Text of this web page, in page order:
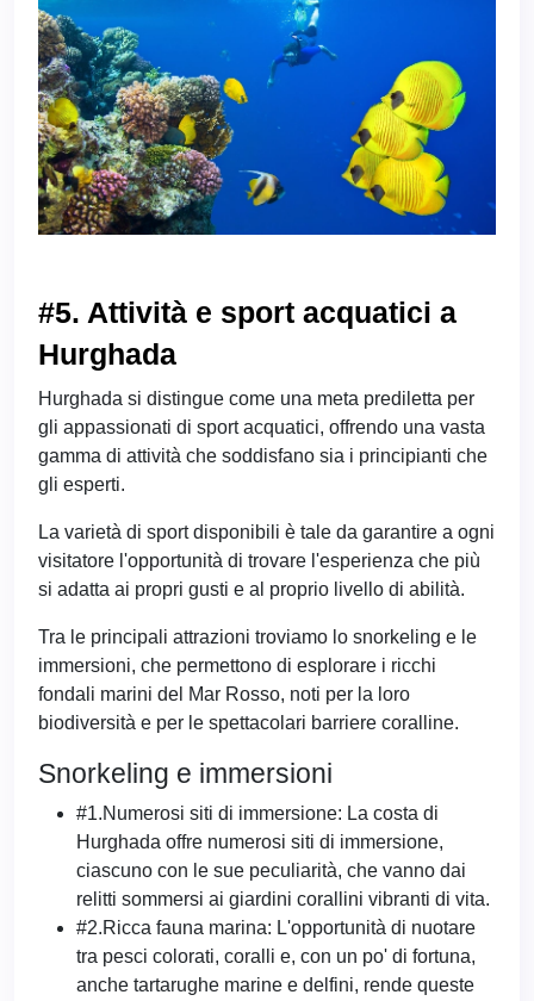
#5. Attività e sport acquatici a
Hurghada
Hurghada si distingue come una meta prediletta per
gli appassionati di sport acquatici, offrendo una vasta
gamma di attività che soddisfano sia i principianti che
gli esperti.
La varietà di sport disponibili è tale da garantire a ogni
visitatore l'opportunità di trovare l'esperienza che più
si adatta ai propri gusti e al proprio livello di abilità.
Tra le principali attrazioni troviamo lo snorkeling e le
immersioni, che permettono di esplorare i ricchi
fondali marini del Mar Rosso, noti per la loro
biodiversità e per le spettacolari barriere coralline.
Snorkeling e immersioni
#1.Numerosi siti di immersione: La costa di
Hurghada offre numerosi siti di immersione,
ciascuno con le sue peculiarità, che vanno dai
relitti sommersi ai giardini corallini vibranti di vita.
#2.Ricca fauna marina: L'opportunità di nuotare
tra pesci colorati, coralli e, con un po' di fortuna,
anche tartarughe marine e delfini, rende queste